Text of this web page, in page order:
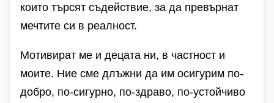
които търсят съдействие, за да превърнат
мечтите си в реалност.
Мотивират ме и децата ни, в частност и
моите. Ние сме длъжни да им осигурим по-
добро, по-сигурно, по-здраво, по-устойчиво